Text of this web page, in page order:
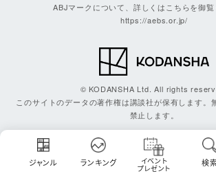
ジャンル ランキング イベント
プレゼント
検
ABJマークについて、詳しくはこちらを御覧
https://aebs.or.jp/
© KODANSHA Ltd. All rights
このサイトのデータの著作権は講談社が保有します。
禁止します。